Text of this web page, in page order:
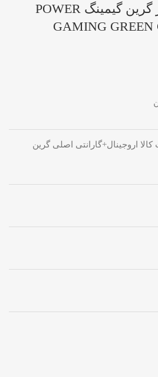
منبع تغذیه کامپیوتر گرین گیمینگ POWER
GAMING GREEN
اروجینال+گارانتی اصلی گرین